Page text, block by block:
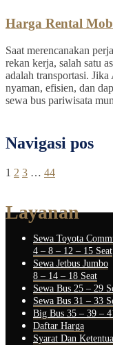
Harga Rental
Saat merencanakan
rekan kerja, salah satu
adalah transportasi.
nyaman, efisien, dan
sewa bus pariwisata
Navigasi pos
1 2 3 … 44
Layanan
Sewa Toyota
4 – 8 – 12 – 15 Seat
Sewa Jetbus Jumbo
8 – 14 – 18 Seat
Sewa Bus 25 – 29
Sewa Bus 31 – 33
Big Bus 35 – 39 –
Daftar Harga
Syarat Dan